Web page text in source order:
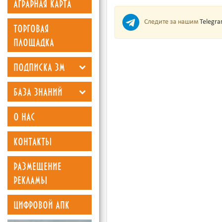
аграрная карта
торговая
площадка
подписка зм
база знаний
о нас
контакты
размещение
рекламы
цифровой апк
Следите за нашим